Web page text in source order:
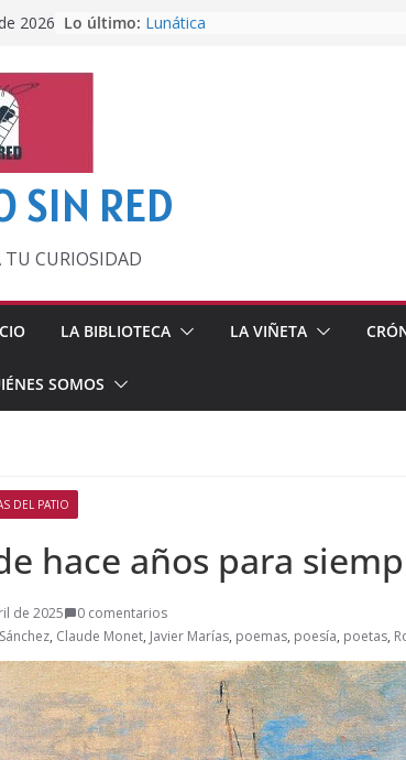
2026 Lo último: Lunática
SIN RED
TU CURIOSIDAD
LA BIBLIOTECA LA VIÑETA
SOMOS
DEL PATIO
hace años para
de 2025
0 comentarios
, Claude Monet, Javier Marías, poemas, poesía, poetas,